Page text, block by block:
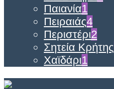
Παιανία1
Πειραιάς4
Περιστέρι2
Σητεία Κρήτης
Χαϊδάρι1